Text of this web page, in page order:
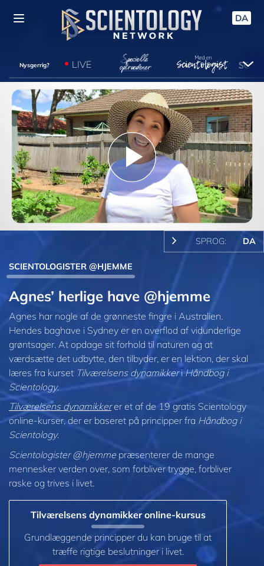
DA
Nysgerrig? LIVE
Play
Video
SPROG: DA
SCIENTOLOGISTER @HJEMME
Agnes’ herlige have @hjemme
Agnes har nogle af de grønneste fingre i Australien.
Hendes baghave i Sydney er en overflod af vidunderlige
grøntsager. At opdage sit forhold til naturen og at
værdsætte det udbytte, den tilbyder, er en lektion, der skal
læres fra kurset Tilværelsens dynamikkeriHåndbog i
Scientology.
Tilværelsens dynamikkerer et af de 19 gratis Scientology
online-kurser, der er baseret på principper fra Håndbog i
Scientology.
Scientologister @hjemmepræsenterer de mange
mennesker verden over, som forbliver trygge, forbliver
raske og trives i livet.
Tilværelsens dynamikker online-kursus
Grundlæggende principper du kan bruge til at
træffe rigtige beslutninger i livet.